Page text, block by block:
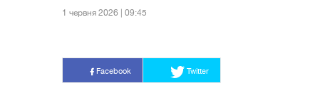
1 червня 2026 | 09:45
Facebook Twitter